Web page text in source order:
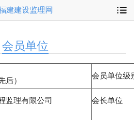
建建设监理网
会员单位
后）
会员单位级
监理有限公司 会长单位